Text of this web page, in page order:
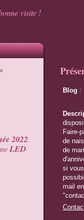
visite !
2022.
LED
Blog :
Faire-
de
de
si
mail